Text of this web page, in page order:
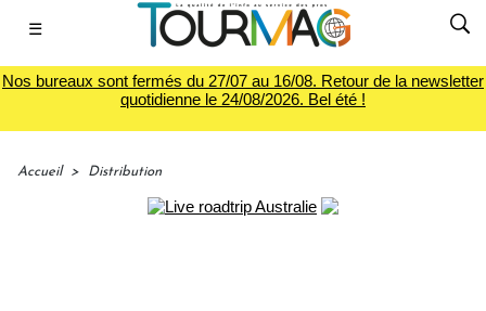
☰
Nos bureaux sont fermés du 27/07 au 16/08. Retour de la newsletter
quotidienne le 24/08/2026. Bel été !
Accueil > Distribution